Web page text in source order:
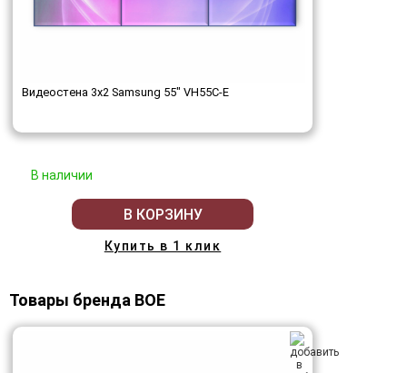
Видеостена 3x2 Samsung 55" VH55C-E
В наличии
В КОРЗИНУ
Купить в 1 клик
Товары бренда BOE